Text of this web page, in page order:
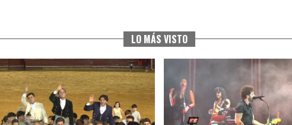
LO MÁS VISTO